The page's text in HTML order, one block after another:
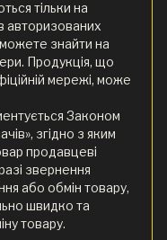
тільки на
авторизованих
знайти на
Продукція, що
мережі, може
Законом
згідно з яким
продавцеві
звернення
або обмін товару,
швидко та
товару.